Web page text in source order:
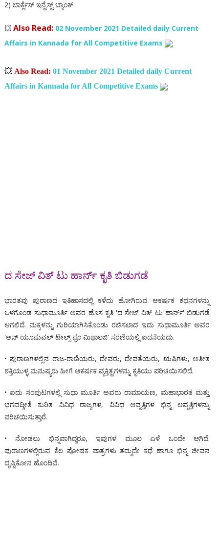
2) ಬಾರ್ಕ್ಲೆಸ್ ಇನ್ವೆಸ್ಟ್ ಬ್ಯಾಂಕ್
💥 Also Read: 02 November 2021 Detailed daily Current
Affairs in Kannada for All Competitive Exams
💥 Also Read: 01 November 2021 Detailed daily Current
Affairs in Kannada for All Competitive Exams
ದ ಸೇಜ್ ವಿತ್ ಟು ಹಾರ್ನ್ ಕೃತಿ ಬಿಡುಗಡೆ
ಭಾರತವು ಪುರಾಣದ ಇತಿಹಾಸದಲ್ಲಿ ಕಳೆದು ಹೋಗಿರುವ ಆಕರ್ಷಕ ಕಥನಗಳನ್ನು
ಒಳಗೊಂಡ ಸುಧಾಮೂರ್ತಿ ಅವರ ಹೊಸ ಕೃತಿ 'ದ ಸೇಜ್ ವಿತ್ ಟು ಹಾರ್ನ್' ಬಿಡುಗಡೆ
ಆಗಲಿದೆ. ಮಕ್ಕಳನ್ನು ಗುರಿಯಾಗಿಸಿಕೊಂಡು ರಚಿಸಲಾದ ಇದು ಸುಧಾಮೂರ್ತಿ ಅವರ
'ಅನ್ ಯೂಷುವಲ್ ಟೇಲ್ಸ್ ಫ್ರಂ ಮಿಥಾಲಜಿ' ಸರಣಿಯಲ್ಲಿ ಐದನೆಯದು.
• ಪುರಾಣಗಳಲ್ಲಿನ ರಾಜ-ರಾಣಿಯರು, ದೇವರು, ದೇವತೆಯರು, ಋಷಿಗಳು, ಅತೀತ
ಶಕ್ತಿಯುಳ್ಳ ಮನುಷ್ಯರು ಹೀಗೆ ಆಕರ್ಷಕ ವ್ಯಕ್ತಿತ್ವಗಳನ್ನು ಕೃತಿಯು ಪರಿಚಯಿಸಲಿದೆ.
• ಐದು ಸಂಪುಟಗಳಲ್ಲಿ ಸುಧಾ ಮೂರ್ತಿ ಅವರು ರಾಮಾಯಣ, ಮಹಾಭಾರತ ಮತ್ತು
ಭಗವದ್ಗೀತೆ ಕುರಿತ ವಿವಿಧ ರಾಜ್ಯಗಳ, ವಿವಿಧ ಆವೃತ್ತಿಗಳ ಭಿನ್ನ ಆವೃತ್ತಿಗಳನ್ನು
ಪರಿಚಯಿಸುತ್ತಾರೆ.
• ನೋಡಲು ಭಿನ್ನವಾಗಿದ್ದರೂ, ಇವುಗಳ ಮೂಲ ಎಳೆ ಒಂದೇ ಆಗಿದೆ.
ಪುರಾಣಗಳಲ್ಲಿರುವ ಕೆಲ ಪೋಷಕ ಪಾತ್ರಗಳು ತಮ್ಮದೇ ಕಥೆ ಹಾಗೂ ಭಿನ್ನ ಜೀವನ
ದೃಷ್ಟಿಕೋನ ಹೊಂದಿವೆ.